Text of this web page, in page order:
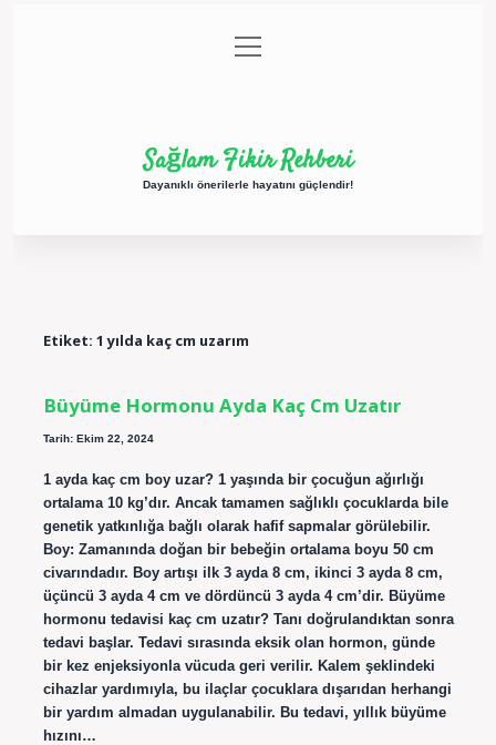
Gizlilik Politikası
menüyü
aç
Sağlam Fikir Rehberi
Dayanıklı önerilerle hayatını güçlendir!
Etiket: 1 yılda kaç cm uzarım
Büyüme Hormonu Ayda Kaç Cm Uzatır
Tarih: Ekim 22, 2024
1 ayda kaç cm boy uzar? 1 yaşında bir çocuğun ağırlığı
ortalama 10 kg’dır. Ancak tamamen sağlıklı çocuklarda bile
genetik yatkınlığa bağlı olarak hafif sapmalar görülebilir.
Boy: Zamanında doğan bir bebeğin ortalama boyu 50 cm
civarındadır. Boy artışı ilk 3 ayda 8 cm, ikinci 3 ayda 8 cm,
üçüncü 3 ayda 4 cm ve dördüncü 3 ayda 4 cm’dir. Büyüme
hormonu tedavisi kaç cm uzatır? Tanı doğrulandıktan sonra
tedavi başlar. Tedavi sırasında eksik olan hormon, günde
bir kez enjeksiyonla vücuda geri verilir. Kalem şeklindeki
cihazlar yardımıyla, bu ilaçlar çocuklara dışarıdan herhangi
bir yardım almadan uygulanabilir. Bu tedavi, yıllık büyüme
hızını…